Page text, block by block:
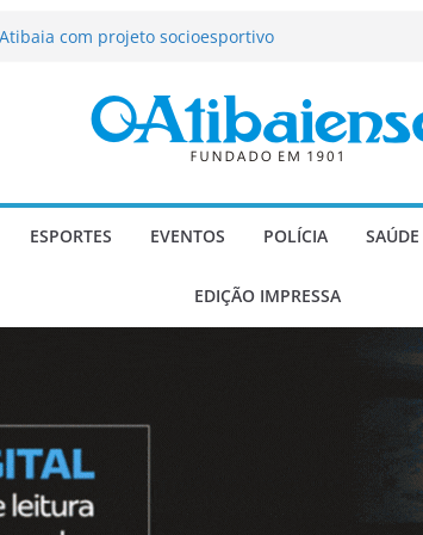
e Morango abre programação
infantis e valorização dos produtores
a deputado estadual é
ESPORTES EVENTOS POLÍCIA SAÚDE
EDIÇÃO IMPRESSA